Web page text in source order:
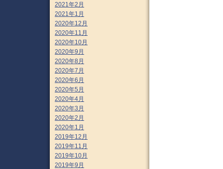
2021年2月
2021年1月
2020年12月
2020年11月
2020年10月
2020年9月
2020年8月
2020年7月
2020年6月
2020年5月
2020年4月
2020年3月
2020年2月
2020年1月
2019年12月
2019年11月
2019年10月
2019年9月